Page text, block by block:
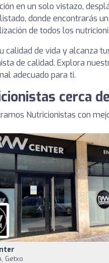
en un solo vistazo,
donde encontrarás
de todos los
calidad de vida y alcanza
de calidad. Explora
adecuado para ti.
cerca
Nutricionistas con
Getxo